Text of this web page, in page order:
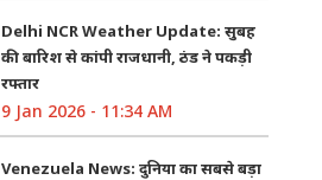
Delhi NCR Weather Update: सुबह
की बारिश से कांपी राजधानी, ठंड ने पकड़ी
रफ्तार
9 Jan 2026 - 11:34 AM
Venezuela News: दुनिया का सबसे बड़ा